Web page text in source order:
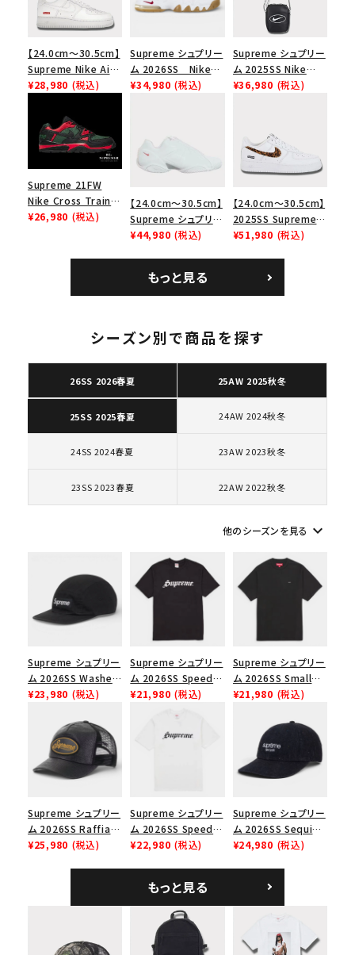
人気ワード 2026SS
Tシャツ・ロングスリーブ
ボックスロゴ ブラックスウェット
コラボレーションブランドから探す
シーズンから探す
価格から探す
在庫のない商品を表示する
【24.0cm～30.5cm】
Supreme Nike Air
Force 1 Low シュプ
ース１スニーカー シ
ューズ ホワイト
¥28,980 (税込)
Supreme シュプリー
ム 2026SS Nike
SB Air Max 2 CB 94
¥34,980 (税込)
Supreme シュプリー
ム 2025SS Nike
Leather Shoulder
¥36,980 (税込)
Supreme 21FW
Nike Cross Trainer
Low ナイキクロスト
¥26,980 (税込)
【24.0cm～30.5cm】
Supreme シュプリー
ム 2023AW Nike
カー ホワイト 白
¥44,980 (税込)
【24.0cm～30.5cm】
2025SS Supreme
GOODENOUGH
ムグッドイナフ ナイキ
エアフォース１スニー
ト
¥51,980 (税込)
もっと見る
シーズン別で商品を探す
26SS 2026春夏 25AW 2025秋冬
25SS 2025春夏 24AW 2024秋冬
24SS 2024春夏 23AW 2023秋冬
23SS 2023春夏 22AW 2022秋冬
他のシーズンを見る keyboard_arrow_down
Supreme シュプリー
ム 2026SS Washed
Chino Twill Camp
ノツイル キャンプキャ
ップ ブラック
¥23,980 (税込)
Supreme シュプリー
ム 2026SS Speed
Tee スピードTシャツ
¥21,980 (税込)
Supreme シュプリー
ム 2026SS Small
Box Tee スモールボ
¥21,980 (税込)
Supreme シュプリー
ム 2026SS Raffia
Mesh Back 5-Panel
¥25,980 (税込)
Supreme シュプリー
ム 2026SS Speed
Tee スピードTシャツ
¥22,980 (税込)
Supreme シュプリー
ム 2026SS Sequin
Denim Classic
シックロゴ 6パネルキ
ャップ ブラック
¥24,980 (税込)
もっと見る